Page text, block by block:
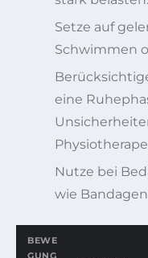
Setze auf
Schwimmen
eine
Nutze bei
wie
BEWE
GUNG